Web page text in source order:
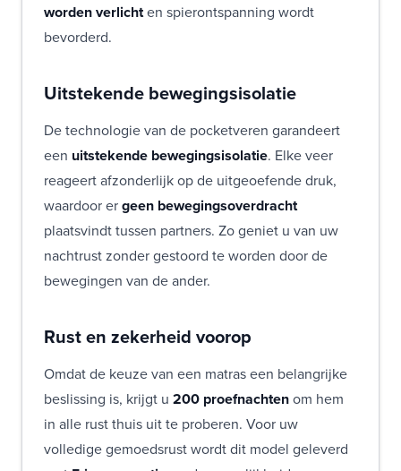
worden verlichten spierontspanning wordt
bevorderd.
Uitstekende bewegingsisolatie
De technologie van de pocketveren garandeert
een uitstekende bewegingsisolatie. Elke veer
reageert afzonderlijk op de uitgeoefende druk,
waardoor ergeen bewegingsoverdracht
plaatsvindt tussen partners. Zo geniet u van uw
nachtrust zonder gestoord te worden door de
bewegingen van de ander.
Rust en zekerheid voorop
Omdat de keuze van een matras een belangrijke
beslissing is, krijgt u 200 proefnachtenom hem
in alle rust thuis uit te proberen. Voor uw
volledige gemoedsrust wordt dit model geleverd